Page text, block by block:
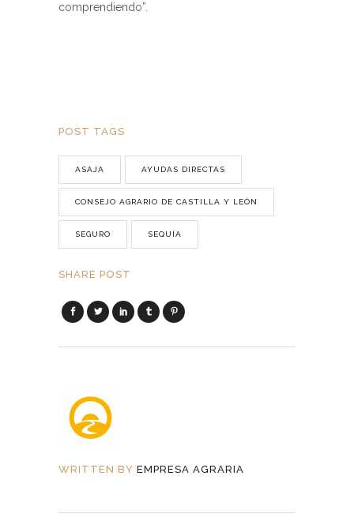
comprendiendo”.
POST TAGS
ASAJA AYUDAS DIRECTAS
CONSEJO AGRARIO DE CASTILLA Y LEÓN
SEGURO SEQUÍA
SHARE POST
WRITTEN BY EMPRESA AGRARIA